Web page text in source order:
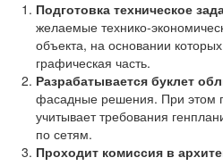
Подготовка техническое
желаемые технико-
объекта, на основании
графическая часть.
Разрабатывается буклет
фасадные решения. При этом
учитывает требования
по сетям.
Проходит комиссия в